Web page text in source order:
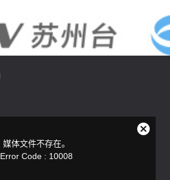
媒体文件不存在。
Error Code : 10008
关